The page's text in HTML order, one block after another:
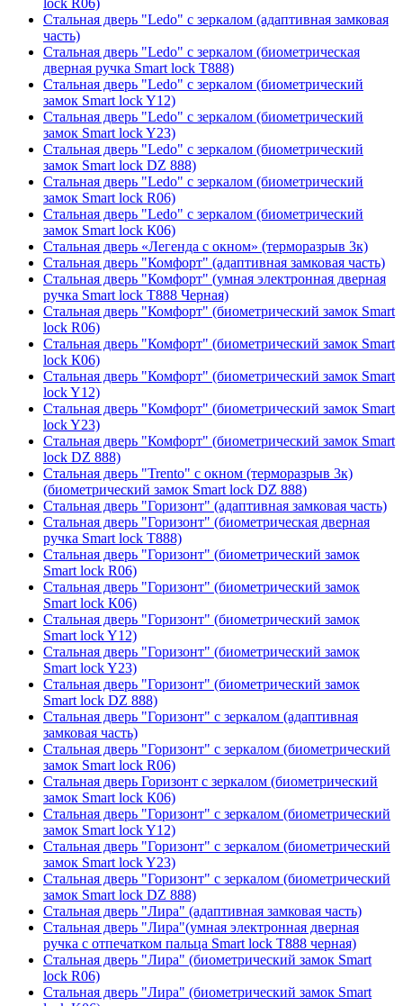
lock R06)
Стальная дверь "Ledo" с зеркалом (адаптивная замковая
часть)
Стальная дверь "Ledo" с зеркалом (биометрическая
дверная ручка Smart lock T888)
Стальная дверь "Ledo" с зеркалом (биометрический
замок Smart lock Y12)
Стальная дверь "Ledo" с зеркалом (биометрический
замок Smart lock Y23)
Стальная дверь "Ledo" с зеркалом (биометрический
замок Smart lock DZ 888)
Стальная дверь "Ledo" с зеркалом (биометрический
замок Smart lock R06)
Стальная дверь "Ledo" с зеркалом (биометрический
замок Smart lock К06)
Стальная дверь «Легенда с окном» (терморазрыв 3к)
Стальная дверь "Комфорт" (адаптивная замковая часть)
Стальная дверь "Комфорт" (умная электронная дверная
ручка Smart lock T888 Черная)
Стальная дверь "Комфорт" (биометрический замок Smart
lock R06)
Стальная дверь "Комфорт" (биометрический замок Smart
lock К06)
Стальная дверь "Комфорт" (биометрический замок Smart
lock Y12)
Стальная дверь "Комфорт" (биометрический замок Smart
lock Y23)
Стальная дверь "Комфорт" (биометрический замок Smart
lock DZ 888)
Стальная дверь "Trento" с окном (терморазрыв 3к)
(биометрический замок Smart lock DZ 888)
Стальная дверь "Горизонт" (адаптивная замковая часть)
Стальная дверь "Горизонт" (биометрическая дверная
ручка Smart lock T888)
Стальная дверь "Горизонт" (биометрический замок
Smart lock R06)
Стальная дверь "Горизонт" (биометрический замок
Smart lock К06)
Стальная дверь "Горизонт" (биометрический замок
Smart lock Y12)
Стальная дверь "Горизонт" (биометрический замок
Smart lock Y23)
Стальная дверь "Горизонт" (биометрический замок
Smart lock DZ 888)
Стальная дверь "Горизонт" с зеркалом (адаптивная
замковая часть)
Стальная дверь "Горизонт" с зеркалом (биометрический
замок Smart lock R06)
Стальная дверь Горизонт с зеркалом (биометрический
замок Smart lock К06)
Стальная дверь "Горизонт" с зеркалом (биометрический
замок Smart lock Y12)
Стальная дверь "Горизонт" с зеркалом (биометрический
замок Smart lock Y23)
Стальная дверь "Горизонт" с зеркалом (биометрический
замок Smart lock DZ 888)
Стальная дверь "Лира" (адаптивная замковая часть)
Стальная дверь "Лира"(умная электронная дверная
ручка с отпечатком пальца Smart lock T888 черная)
Стальная дверь "Лира" (биометрический замок Smart
lock R06)
Стальная дверь "Лира" (биометрический замок Smart